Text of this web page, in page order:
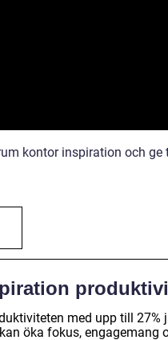
kontor inspiration och ge
med upp till 27%
öka fokus, engagemang